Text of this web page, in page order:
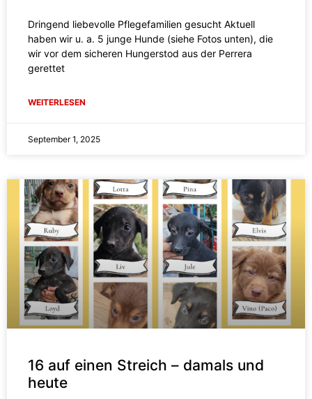
Dringend liebevolle Pflegefamilien gesucht Aktuell
haben wir u. a. 5 junge Hunde (siehe Fotos unten), die
wir vor dem sicheren Hungerstod aus der Perrera
gerettet
WEITERLESEN
September 1, 2025
16 auf einen Streich – damals und
heute